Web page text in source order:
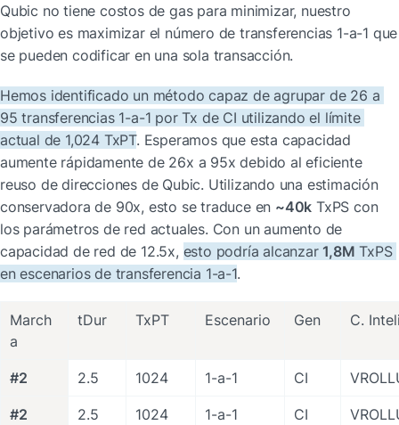
Qubic no tiene costos de gas para minimizar, nuestro
objetivo es maximizar el número de transferencias 1-a-1 que
se pueden codificar en una sola transacción.
Hemos identificado un método capaz de agrupar de 26 a
95 transferencias 1-a-1 por Tx de CI utilizando el límite
actual de 1,024 TxPT. Esperamos que esta capacidad
aumente rápidamente de 26x a 95x debido al eficiente
reuso de direcciones de Qubic. Utilizando una estimación
conservadora de 90x, esto se traduce en ~40k TxPS con
los parámetros de red actuales. Con un aumento de
capacidad de red de 12.5x, esto podría alcanzar 1,8M TxPS
en escenarios de transferencia 1-a-1.
March
a
tDur TxPT Escenario Gen C.
#2 2.5 1024 1-a-1 CI
#2 2.5 1024 1-a-1 CI